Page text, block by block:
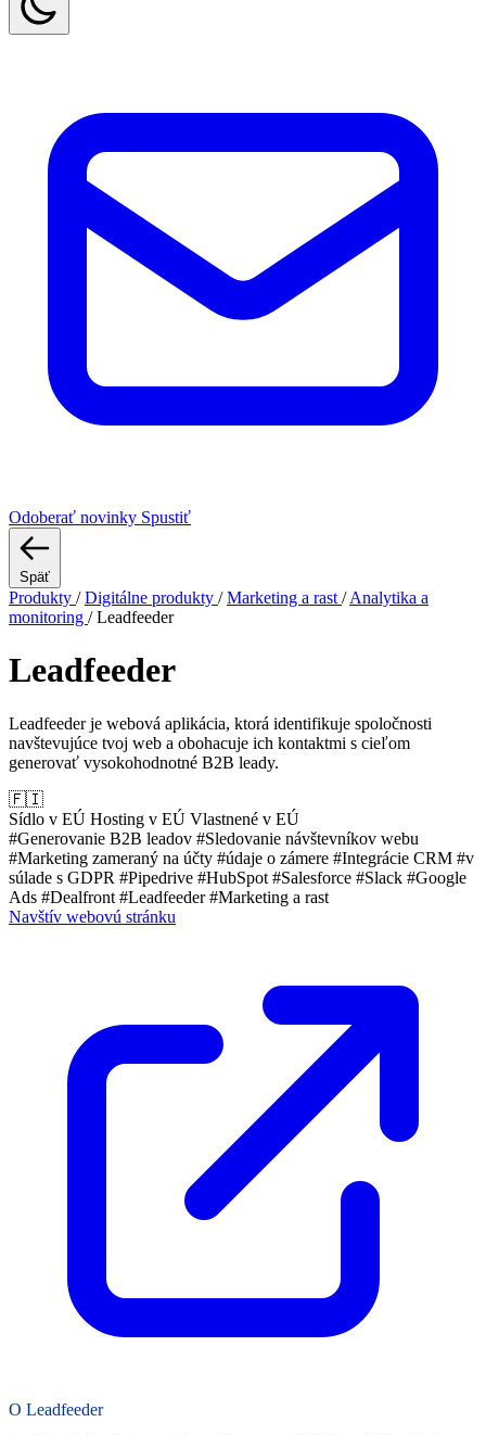
Odoberať novinky Spustiť
Späť
Produkty / Digitálne produkty / Marketing a rast / Analytika a
monitoring / Leadfeeder
Leadfeeder
Leadfeeder je webová aplikácia, ktorá identifikuje spoločnosti
navštevujúce tvoj web a obohacuje ich kontaktmi s cieľom
generovať vysokohodnotné B2B leady.
🇫🇮
Sídlo v EÚ Hosting v EÚ Vlastnené v EÚ
#Generovanie B2B leadov #Sledovanie návštevníkov webu
#Marketing zameraný na účty #údaje o zámere #Integrácie CRM #v
súlade s GDPR #Pipedrive #HubSpot #Salesforce #Slack #Google
Ads #Dealfront #Leadfeeder#Marketing a rast
Navštív webovú stránku
O Leadfeeder